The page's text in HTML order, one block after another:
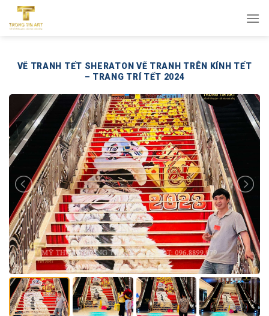
qua
VẼ TRANH TẾT SHERATON VẼ TRANH TRÊN KÍNH TẾT
– TRANG TRÍ TẾT 2024